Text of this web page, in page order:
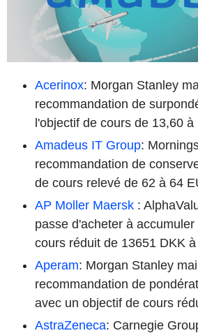
Acerinox: Morgan Stanley
recommandation de
l'objectif de cours de 13,60 à
Amadeus IT Group:
recommandation de
de cours relevé de 62 à 64
AP Moller Maersk :
passe d'acheter à
cours réduit de 13651 DKK
Aperam: Morgan Stanley
recommandation de
avec un objectif de cours
AstraZeneca: Carnegie